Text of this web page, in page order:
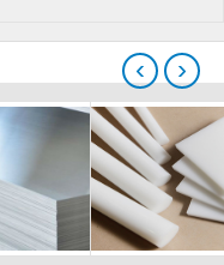
‹ ›